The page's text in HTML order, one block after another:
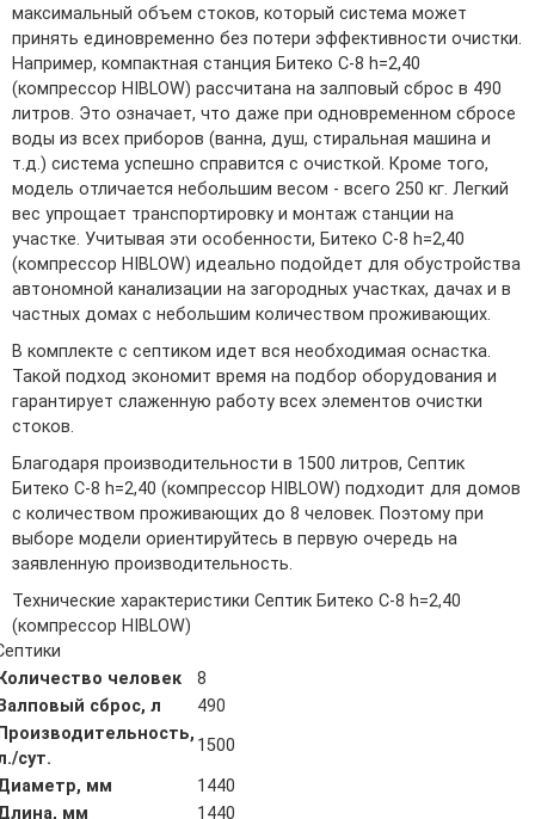
максимальный объем стоков, который система может
принять единовременно без потери эффективности очистки.
Например, компактная станция Битеко С-8 h=2,40
(компрессор HIBLOW) рассчитана на залповый сброс в 490
литров. Это означает, что даже при одновременном сбросе
воды из всех приборов (ванна, душ, стиральная машина и
т.д.) система успешно справится с очисткой. Кроме того,
модель отличается небольшим весом - всего 250 кг. Легкий
вес упрощает транспортировку и монтаж станции на
участке. Учитывая эти особенности, Битеко С-8 h=2,40
(компрессор HIBLOW) идеально подойдет для обустройства
автономной канализации на загородных участках, дачах и в
частных домах с небольшим количеством проживающих.
В комплекте с септиком идет вся необходимая оснастка.
Такой подход экономит время на подбор оборудования и
гарантирует слаженную работу всех элементов очистки
стоков.
Благодаря производительности в 1500 литров, Септик
Битеко С-8 h=2,40 (компрессор HIBLOW) подходит для домов
с количеством проживающих до 8 человек. Поэтому при
выборе модели ориентируйтесь в первую очередь на
заявленную производительность.
Технические характеристики Септик Битеко С-8 h=2,40
(компрессор HIBLOW)
человек
8
сброс, л
490
сут.
1500
мм
1440
мм
1440